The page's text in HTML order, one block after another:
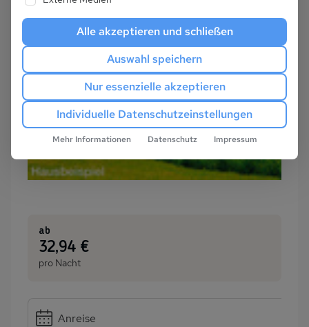
ab
:32,94 €
pro Nacht
Anreise
Alle akzeptieren und schließen
Auswahl speichern
Nur essenzielle akzeptieren
Individuelle Datenschutzeinstellungen
Mehr Informationen Datenschutz Impressum